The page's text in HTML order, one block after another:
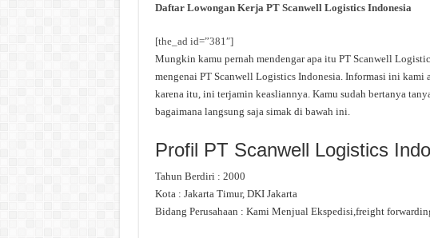
Daftar Lowongan Kerja PT Scanwell Logistics Indonesia
[the_ad id=”381″]
Mungkin kamu pernah mendengar apa itu PT Scanwell
mengenai PT Scanwell Logistics Indonesia. Informasi ini kami
karena itu, ini terjamin keasliannya. Kamu sudah bertanya
bagaimana langsung saja simak di bawah ini.
Profil PT Scanwell Logistics
Tahun Berdiri : 2000
Kota : Jakarta Timur, DKI Jakarta
Bidang Perusahaan : Kami Menjual Ekspedisi,freight